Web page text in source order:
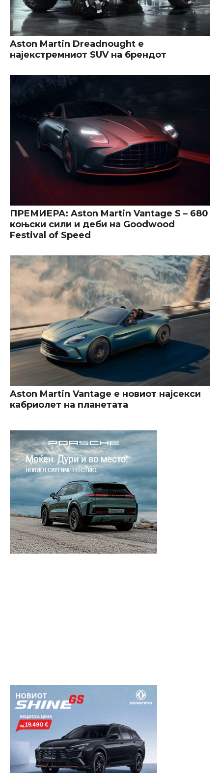
Aston Martin Dreadnought е
најекстремниот SUV на брендот
ПРЕМИЕРА: Aston Martin Vantage S – 680
коњски сили и деби на Goodwood
Festival of Speed
Aston Martin Vantage е новиот најсекси
кабриолет на планетата